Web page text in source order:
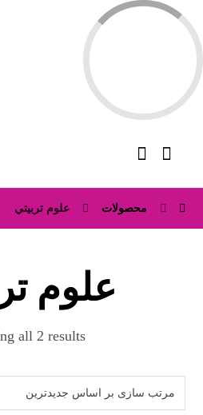
محصولات علوم تربيتي
علوم
all 2 results